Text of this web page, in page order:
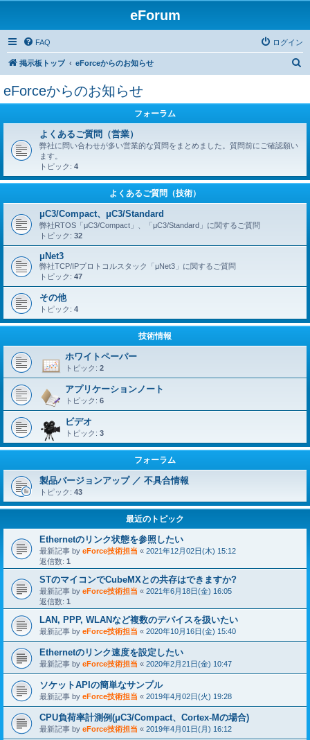
eForum
FAQ ログイン
掲示板トップ eForceからのお知らせ
eForceからのお知らせ
フォーラム
よくあるご質問（営業）
弊社に問い合わせが多い営業的な質問をまとめました。質問前にご確認願い
ます。
トピック: 4
よくあるご質問（技術）
μC3/Compact、μC3/Standard
弊社RTOS「μC3/Compact」、「μC3/Standard」に関するご質問
トピック: 32
μNet3
弊社TCP/IPプロトコルスタック「μNet3」に関するご質問
トピック: 47
その他
トピック: 4
技術情報
ホワイトペーパー
トピック: 2
アプリケーションノート
トピック: 6
ビデオ
トピック: 3
フォーラム
製品バージョンアップ ／ 不具合情報
トピック: 43
最近のトピック
Ethernetのリンク状態を参照したい
最新記事 by eForce技術担当 « 2021年12月02日(木) 15:12
返信数: 1
STのマイコンでCubeMXとの共存はできますか?
最新記事 by eForce技術担当 « 2021年6月18日(金) 16:05
返信数: 1
LAN, PPP, WLANなど複数のデバイスを扱いたい
最新記事 by eForce技術担当 « 2020年10月16日(金) 15:40
Ethernetのリンク速度を設定したい
最新記事 by eForce技術担当 « 2020年2月21日(金) 10:47
ソケットAPIの簡単なサンプル
最新記事 by eForce技術担当 « 2019年4月02日(火) 19:28
CPU負荷率計測例(μC3/Compact、Cortex-Mの場合)
最新記事 by eForce技術担当 « 2019年4月01日(月) 16:12